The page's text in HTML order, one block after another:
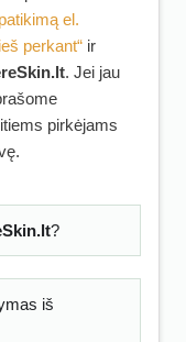
el.
perkant“ ir
. Jei jau
pirkėjams
?
iš